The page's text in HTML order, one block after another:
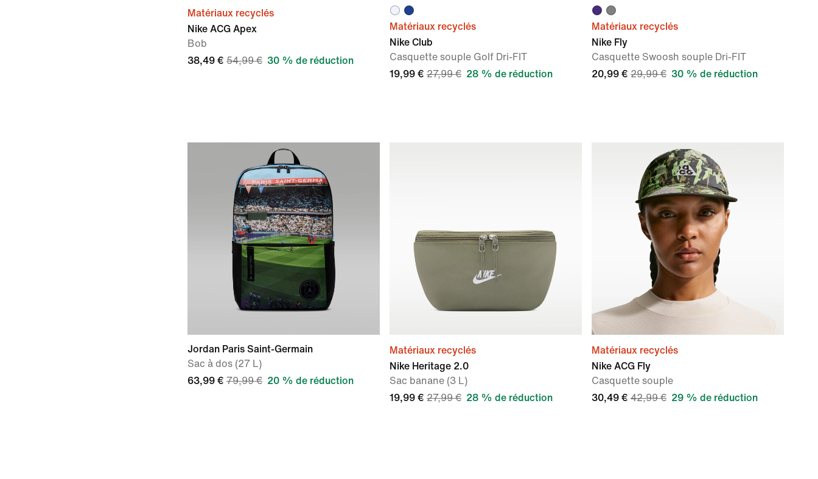
Matériaux recyclés
Nike ACG Apex
Bob
38,49 € 54,99 € 30 % de réduction
Matériaux recyclés
Nike Club
Casquette souple Golf Dri-FIT
19,99 € 27,99 € 28 % de réduction
Matériaux recyclés
Nike Fly
Casquette Swoosh souple Dri-FIT
20,99 € 29,99 € 30 % de réduction
Jordan Paris Saint-Germain
Sac à dos (27 L)
63,99 € 79,99 € 20 % de réduction
Matériaux recyclés
Nike Heritage 2.0
Sac banane (3 L)
19,99 € 27,99 € 28 % de réduction
Matériaux recyclés
Nike ACG Fly
Casquette souple
30,49 € 42,99 € 29 % de réduction